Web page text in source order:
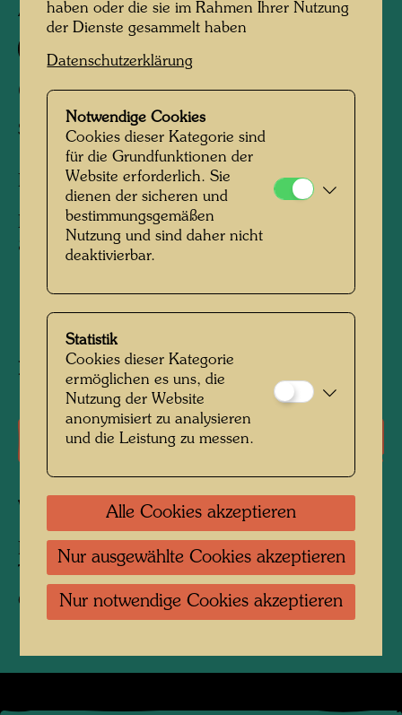
APA 241
CROSSROADS
STRASSENKREUZUNG
Bibelillustration
Hundertwasser Bibel, Augsburg, 1995, AT, p.
852
1995
Nach Werk 875 (Adaptation)
Literatur: Monographien
Verbundene Werke
ENJOY YOUR CITY - USE PUBLIC
TRANSPORT
Original-Poster, Offsetdruck
haben oder die sie im Rahmen Ihrer Nutzung
der Dienste gesammelt haben
Datenschutzerklärung
Notwendige Cookies
Cookies dieser Kategorie sind
für die Grundfunktionen der
Website erforderlich. Sie
dienen der sicheren und
bestimmungsgemäßen
Nutzung und sind daher nicht
deaktivierbar.
Statistik
Cookies dieser Kategorie
ermöglichen es uns, die
Nutzung der Website
anonymisiert zu analysieren
und die Leistung zu messen.
Alle Cookies akzeptieren
Nur ausgewählte Cookies akzeptieren
Nur notwendige Cookies akzeptieren